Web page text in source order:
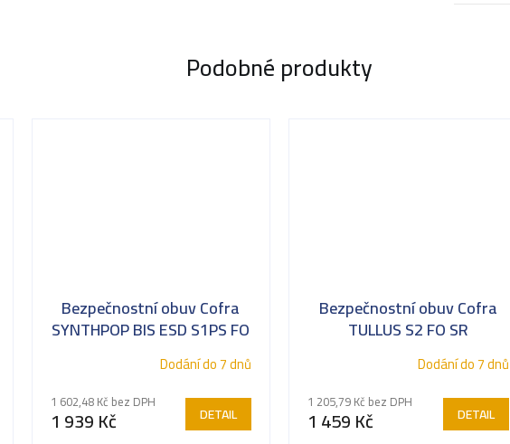
Podobné produkty
Bezpečnostní obuv Cofra
SYNTHPOP BIS ESD S1PS FO
SRDodání do 7 dnů
1 602,48 Kč bez DPH
1 939 Kč DETAIL
Bezpečnostní obuv Cofra
TULLUS S2 FO SR
Dodání do 7 dnů
1 205,79 Kč bez DPH
1 459 Kč DETAIL